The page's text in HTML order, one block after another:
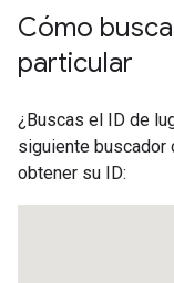
Cómo
particular
¿Buscas el ID de
siguiente buscador
obtener su ID: